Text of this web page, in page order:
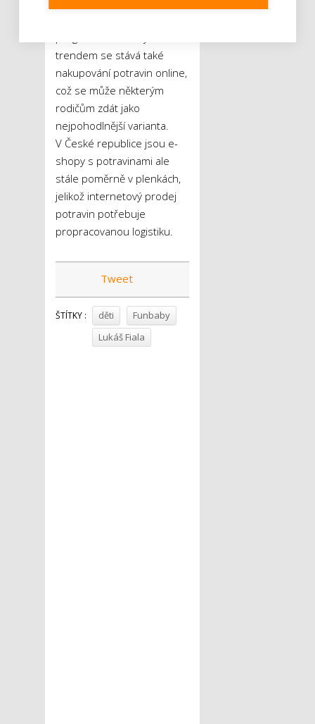
trendem se stává také
nakupování potravin online,
což se může některým
rodičům zdát jako
nejpohodlnější varianta.
V České republice jsou e-
shopy s potravinami ale
stále poměrně v plenkách,
jelikož internetový prodej
potravin potřebuje
propracovanou logistiku.
Tweet
ŠTÍTKY : děti
Funbaby
Lukáš Fiala